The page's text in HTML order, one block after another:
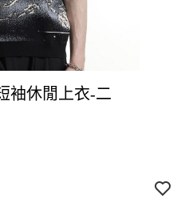
袖休閒上衣-二